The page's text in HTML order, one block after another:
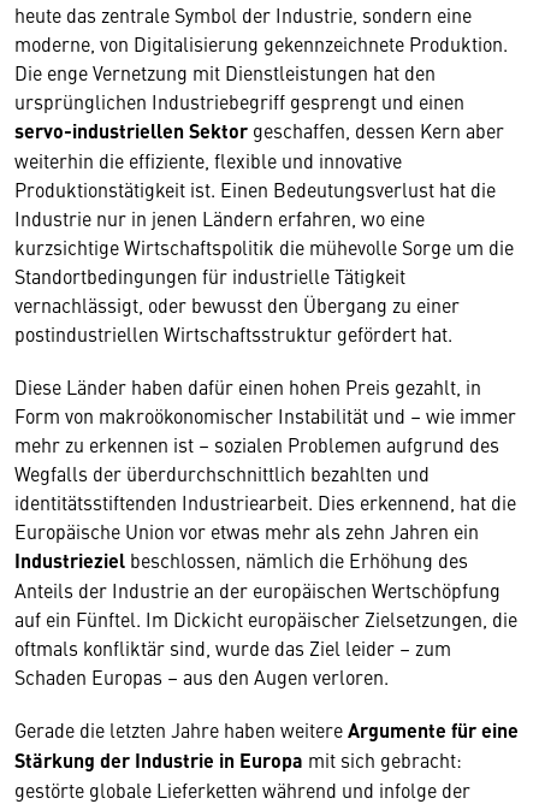
heute das zentrale Symbol der Industrie, sondern eine
moderne, von Digitalisierung gekennzeichnete Produktion.
Die enge Vernetzung mit Dienstleistungen hat den
ursprünglichen Industriebegriff gesprengt und einen
servo-industriellen Sektor geschaffen, dessen Kern aber
weiterhin die effiziente, flexible und innovative
Produktionstätigkeit ist. Einen Bedeutungsverlust hat die
Industrie nur in jenen Ländern erfahren, wo eine
kurzsichtige Wirtschaftspolitik die mühevolle Sorge um die
Standortbedingungen für industrielle Tätigkeit
vernachlässigt, oder bewusst den Übergang zu einer
postindustriellen Wirtschaftsstruktur gefördert hat.
Diese Länder haben dafür einen hohen Preis gezahlt, in
Form von makroökonomischer Instabilität und – wie immer
mehr zu erkennen ist – sozialen Problemen aufgrund des
Wegfalls der überdurchschnittlich bezahlten und
identitätsstiftenden Industriearbeit. Dies erkennend, hat die
Europäische Union vor etwas mehr als zehn Jahren ein
Industrieziel beschlossen, nämlich die Erhöhung des
Anteils der Industrie an der europäischen Wertschöpfung
auf ein Fünftel. Im Dickicht europäischer Zielsetzungen, die
oftmals konfliktär sind, wurde das Ziel leider – zum
Schaden Europas – aus den Augen verloren.
Gerade die letzten Jahre haben weitereArgumente für eine
Stärkung der Industrie in Europa mit sich gebracht:
gestörte globale Lieferketten während und infolge der